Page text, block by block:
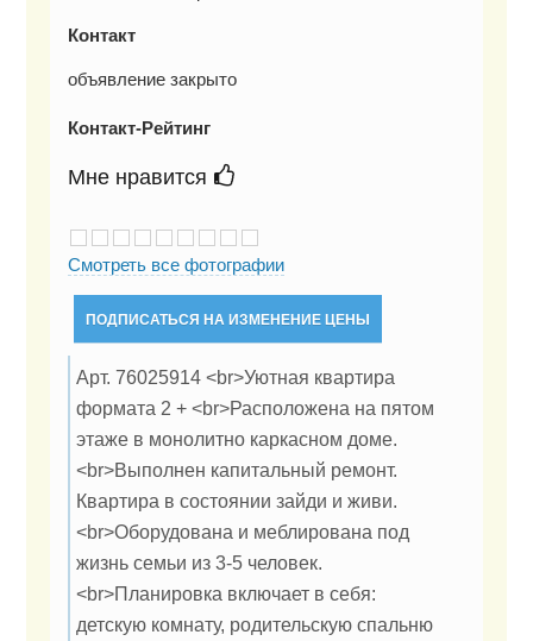
Контакт
объявление закрыто
Контакт-Рейтинг
Мне нравится
Смотреть все фотографии
ПОДПИСАТЬСЯ НА ИЗМЕНЕНИЕ ЦЕНЫ
Арт. 76025914 <br>Уютная квартира
формата 2 + <br>Расположена на пятом
этаже в монолитно каркасном доме.
<br>Выполнен капитальный ремонт.
Квартира в состоянии зайди и живи.
<br>Оборудована и меблирована под
жизнь семьи из 3-5 человек.
<br>Планировка включает в себя:
детскую комнату, родительскую спальню